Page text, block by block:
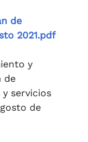
de
2021.pdf
y
de
servicios
de